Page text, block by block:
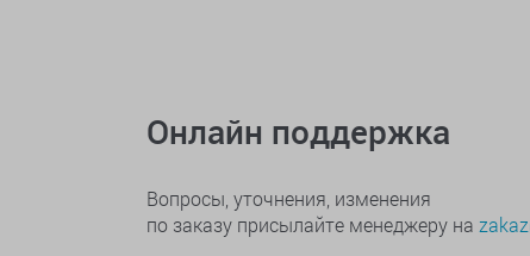
Онлайн поддержка
Вопросы, уточнения, изменения
по заказу присылайте менеджеру на